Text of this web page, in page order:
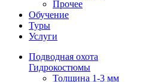
Прочее
Обучение
Туры
Услуги
Подводная охота
Гидрокостюмы
Толщина 1-3 мм